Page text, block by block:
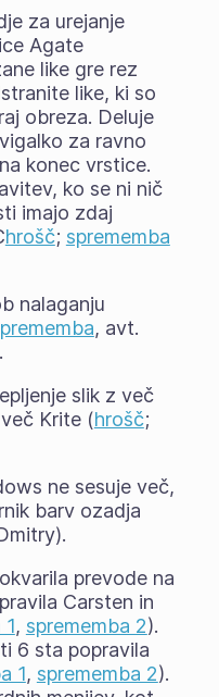
za urejanje
Agate
like gre rez
like, ki so
obreza. Deluje
za ravno
konec vrstice.
ko se ni nič
imajo zdaj
hrošč; sprememba
nalaganju
, avt.
slik z več
Krite (hrošč;
ne sesuje več,
barv ozadja
prevode na
Carsten in
, sprememba 2).
6 sta popravila
1, sprememba 2).